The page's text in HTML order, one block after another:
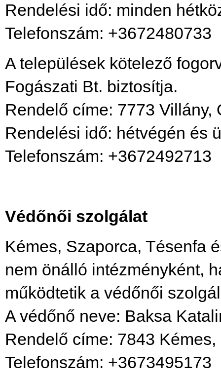
Rendelési idő: minden
Telefonszám: +3672480733
A települések kötelező
Fogászati Bt. biztosítja.
Rendelő címe: 7773 Villány,
Rendelési idő: hétvégén és
Telefonszám: +3672492713
Védőnői szolgálat
Kémes, Szaporca, Tésenfa
nem önálló intézményként,
működtetik a védőnői
A védőnő neve: Baksa
Rendelő címe: 7843
Telefonszám: +3673495173